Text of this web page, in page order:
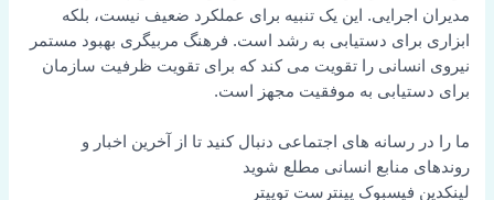
مدیران اجرایی. این یک تنبیه برای عملکرد ضعیف نیست، بلکه
ابزاری برای دستیابی به رشد است. فرهنگ مربیگری بهبود مستمر
نیروی انسانی را تقویت می کند که برای تقویت ظرفیت سازمان
برای دستیابی به موفقیت مجهز است.
ما را در رسانه های اجتماعی دنبال کنید تا از آخرین اخبار و
روندهای منابع انسانی مطلع شوید
لینکدین فیسبوک پینترست توییتر